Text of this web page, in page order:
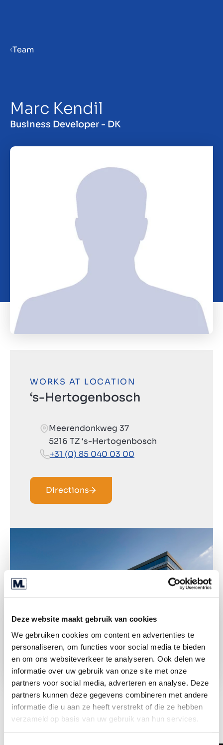
Deze website maakt gebruik van cookies
We gebruiken cookies om content en advertenties te
personaliseren, om functies voor social media te bieden
en om ons websiteverkeer te analyseren. Ook delen we
informatie over uw gebruik van onze site met onze
partners voor social media, adverteren en analyse. Deze
partners kunnen deze gegevens combineren met andere
informatie die u aan ze heeft verstrekt of die ze hebben
verzameld op basis van uw gebruik van hun services.
Prodaja podjetja
Team
Marc Kendil
Business Developer - DK
WORKS AT LOCATION
‘s-Hertogenbosch
Meerendonkweg 37
5216 TZ ‘s-Hertogenbosch
+31 (0) 85 040 03 00
Directions
Other colleagues